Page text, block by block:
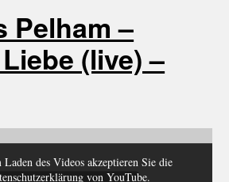
Pelham –
(live) –
des Videos akzeptieren Sie die
von YouTube.